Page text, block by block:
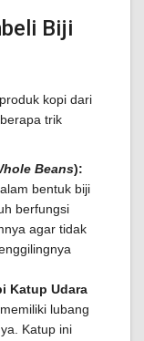
Biji
kopi dari
trik
Beans):
bentuk biji
berfungsi
agar tidak
Katup Udara
lubang
Katup ini